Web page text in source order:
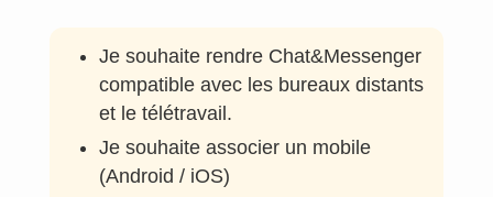
Je souhaite rendre Chat&Messenger
compatible avec les bureaux distants
et le télétravail.
Je souhaite associer un mobile
(Android / iOS)